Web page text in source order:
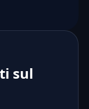
sul